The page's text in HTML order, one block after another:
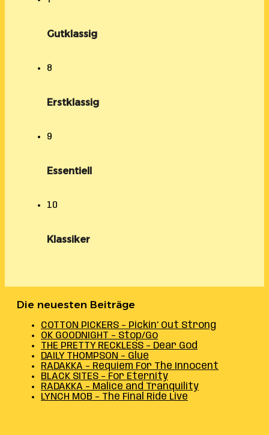
Gutklassig
8
Erstklassig
9
Essentiell
10
Klassiker
Die neuesten Beiträge
COTTON PICKERS – Pickin’ Out Strong
OK GOODNIGHT – Stop/Go
THE PRETTY RECKLESS – Dear God
DAILY THOMPSON – Glue
RADAKKA – Requiem For The Innocent
BLACK SITES – For Eternity
RADAKKA – Malice and Tranquility
LYNCH MOB – The Final Ride Live